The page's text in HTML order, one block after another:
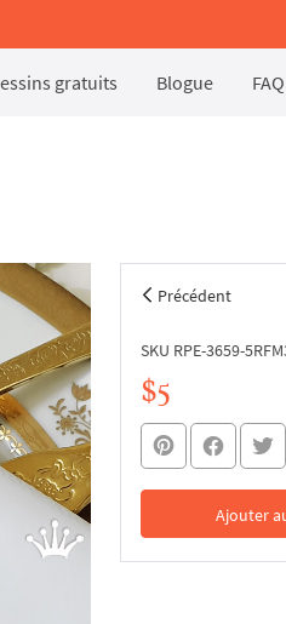
gratuits Blogue FAQ
Précédent
SKU RPE-3659-
$5
Ajouter
Dans le